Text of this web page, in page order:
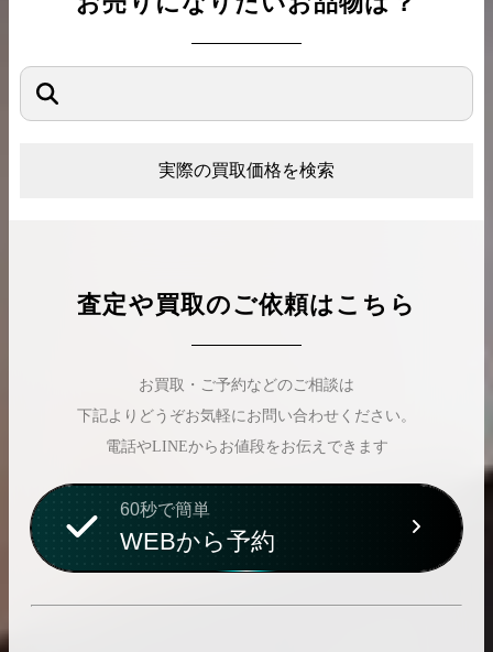
実際の買取価格を検索
査定や買取のご依頼はこちら
お買取・ご予約などのご相談は
下記よりどうぞお気軽にお問い合わせください。
電話やLINEからお値段をお伝えできます
60秒で簡単
WEBから予約